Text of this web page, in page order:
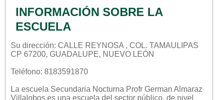
INFORMACIÓN SOBRE LA
ESCUELA
Su dirección: CALLE REYNOSA , COL. TAMAULIPAS
CP 67200, GUADALUPE, NUEVO LEÓN
Teléfono: 8183591870
La escuela Secundaria Nocturna Profr German Almaraz
Villalobos es una escuela del sector público, de nivel